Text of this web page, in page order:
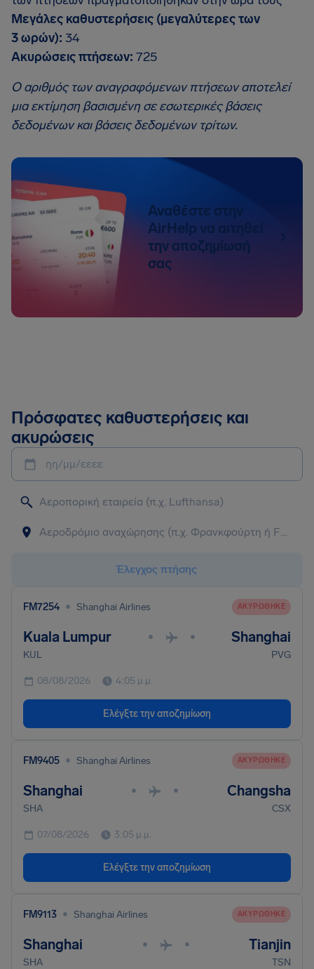
Μεγάλες καθυστερήσεις (μεγαλύτερες των
3 ωρών): 34
Ακυρώσεις πτήσεων: 725
Ο αριθμός των αναγραφόμενων πτήσεων αποτελεί
μια εκτίμηση βασισμένη σε εσωτερικές βάσεις
δεδομένων και βάσεις δεδομένων τρίτων.
Αναθέστε στην
AirHelp να αιτηθεί
την αποζημίωσή
σας
Πρόσφατες καθυστερήσεις και
ακυρώσεις
ηη/μμ/εεεε
Έλεγχος πτήσης
FM7254 • Shanghai Airlines ΑΚΥΡΏΘΗΚΕ
Kuala Lumpur • • Shanghai
KUL PVG
08/08/2026 4:05 μ.μ.
Ελέγξτε την αποζημίωση
FM9405 • Shanghai Airlines ΑΚΥΡΏΘΗΚΕ
Shanghai • • Changsha
SHA CSX
07/08/2026 3:05 μ.μ.
Ελέγξτε την αποζημίωση
FM9113 • Shanghai Airlines ΑΚΥΡΏΘΗΚΕ
Shanghai • • Tianjin
SHA TSN